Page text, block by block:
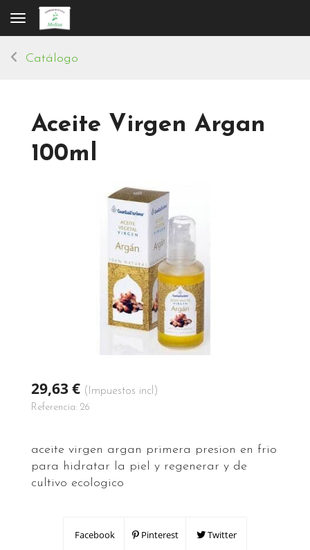
Toggle navigation
Catálogo
Aceite Virgen Argan
100ml
29,63 € (Impuestos incl)
Referencia: 26
aceite virgen argan primera presion en frio
para hidratar la piel y regenerar y de
cultivo ecologico
Facebook Pinterest Twitter